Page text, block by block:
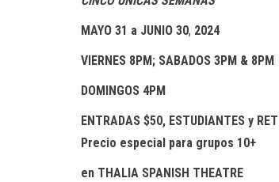
MAYO 31 a JUNIO 30, 2024
VIERNES 8PM; SABADOS 3PM & 8PM
DOMINGOS 4PM
ENTRADAS $50, ESTUDIANTES y
Precio especial para grupos 10+
en THALIA SPANISH THEATRE